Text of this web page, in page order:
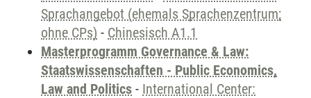
Sprachangebot (ehemals Sprachenzentrum;
ohne CPs) - Chinesisch A1.1
Masterprogramm Governance & Law:
Staatswissenschaften - Public Economics,
Law and Politics - International Center: